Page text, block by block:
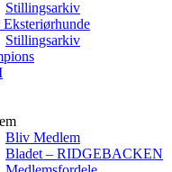
Stillingsarkiv
Eksteriørhunde
Stillingsarkiv
Bliv Medlem
Bladet – RIDGEBACKEN